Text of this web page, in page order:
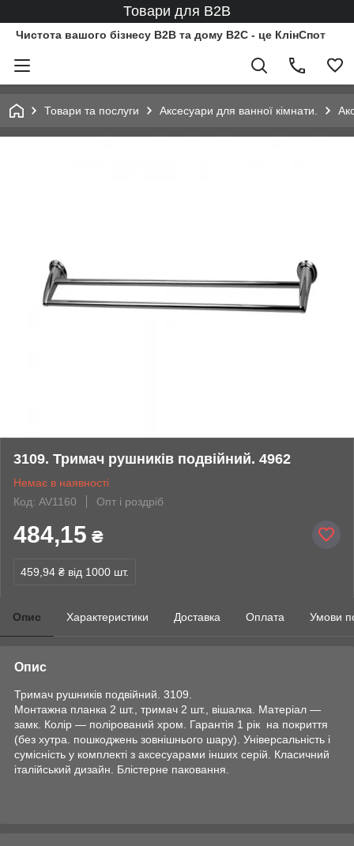
Товари для B2B
Чистота вашого бізнесу B2B та дому B2C - це КлінСпот
Товари та послуги Аксесуари для ванної кімнати.
3109. Тримач рушників подвійний. 4962
Немає в наявності
Код: AV1160
Опт і роздріб
484,15 ₴
459,94 ₴ від 1000 шт.
Опис Характеристики Доставка Оплата Умови
Опис
Тримач рушників подвійний. 3109.
Монтажна планка 2 шт., тримач 2 шт., вішалка. Матеріал —
замк. Колір — полірований хром. Гарантія 1 рік на покриття
(без хутра. пошкоджень зовнішнього шару). Універсальність і
сумісність у комплекті з аксесуарами інших серій. Класичний
італійський дизайн. Блістерне паковання.